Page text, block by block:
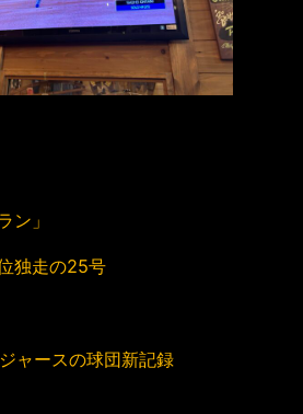
ン」
独走の25号
ャースの球団新記録